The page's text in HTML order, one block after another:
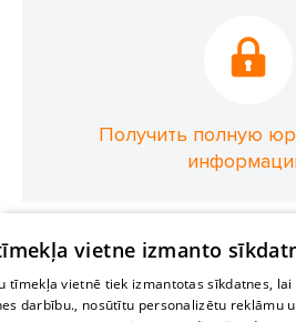
Получить полную
vietne izmanto
tīmekļa vietnē tiek izmantotas sīkdatnes,
darbību., nosūtītu personalizētu reklāmu